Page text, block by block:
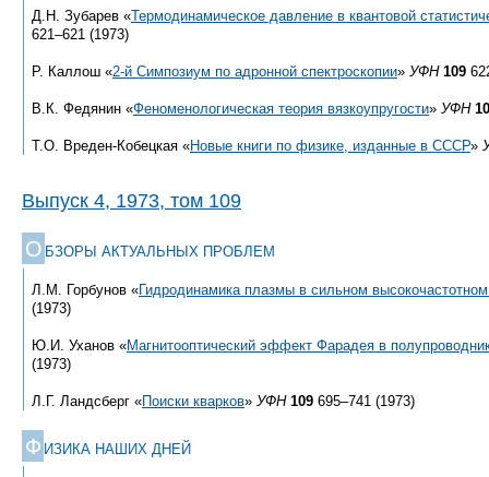
Д.Н. Зубарев «Термодинамическое давление в квантовой
621–621 (1973)
Р. Каллош «2-й Симпозиум по адронной спектроскопии» УФН 109
В.К. Федянин «Феноменологическая теория вязкоупругости» УФН
Т.О. Вреден-Кобецкая «Новые книги по физике, изданные в СССР»
Выпуск 4, 1973, том 109
О БЗОРЫ АКТУАЛЬНЫХ ПРОБЛЕМ
Л.М. Горбунов «Гидродинамика плазмы в сильном
(1973)
Ю.И. Уханов «Магнитооптический эффект Фарадея в
(1973)
Л.Г. Ландсберг «Поиски кварков» УФН 109 695–741 (1973)
Ф ИЗИКА НАШИХ ДНЕЙ